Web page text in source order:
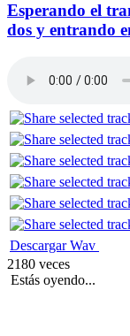
Esperando el
dos y entrando
Descargar Wav
2180 veces
Estás oyendo...